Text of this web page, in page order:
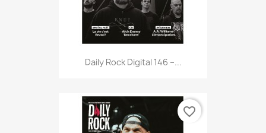
Daily Rock Digital 146 –...
favorite_border